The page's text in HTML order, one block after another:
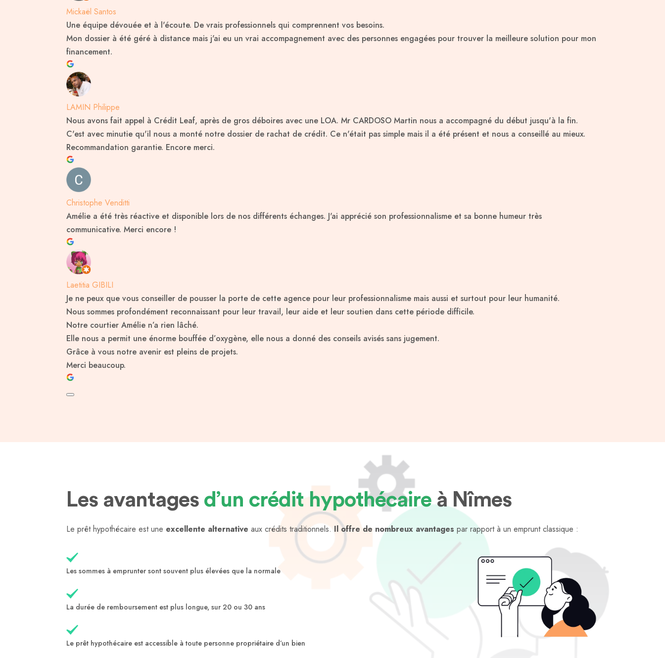
Mickaël Santos
Une équipe dévouée et à l'écoute. De vrais professionnels qui comprennent vos besoins.
Mon dossier à été géré à distance mais j'ai eu un vrai accompagnement avec des personnes engagées pour trouver la meilleure solution pour mon
financement.
LAMIN Philippe
Nous avons fait appel à Crédit Leaf, après de gros déboires avec une LOA. Mr CARDOSO Martin nous a accompagné du début jusqu'à la fin.
C'est avec minutie qu'il nous a monté notre dossier de rachat de crédit. Ce n'était pas simple mais il a été présent et nous a conseillé au mieux.
Recommandation garantie. Encore merci.
Christophe Venditti
Amélie a été très réactive et disponible lors de nos différents échanges. J'ai apprécié son professionnalisme et sa bonne humeur très
communicative. Merci encore !
Laetitia GIBILI
Je ne peux que vous conseiller de pousser la porte de cette agence pour leur professionnalisme mais aussi et surtout pour leur humanité.
Nous sommes profondément reconnaissant pour leur travail, leur aide et leur soutien dans cette période difficile.
Notre courtier Amélie n’a rien lâché.
Elle nous a permit une énorme bouffée d’oxygène, elle nous a donné des conseils avisés sans jugement.
Grâce à vous notre avenir est pleins de projets.
Merci beaucoup.
Les avantages d’un crédit hypothécaireà Nîmes
Le prêt hypothécaire est une excellente alternative aux crédits traditionnels. Il offre de nombreux avantages par rapport à un emprunt classique :
Les sommes à emprunter sont souvent plus élevées que la normale
La durée de remboursement est plus longue, sur 20 ou 30 ans
Le prêt hypothécaire est accessible à toute personne propriétaire d’un bien